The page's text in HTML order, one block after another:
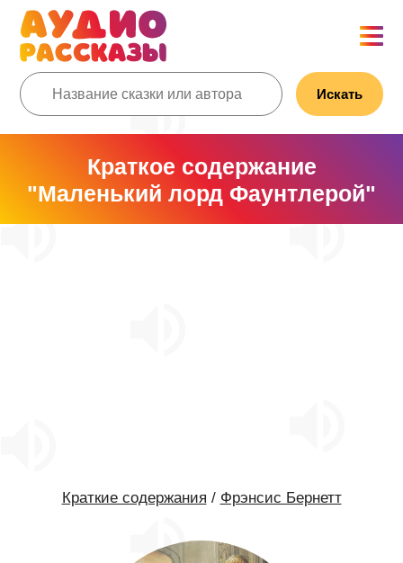
Искать
Краткое содержание
"Маленький лорд Фаунтлерой"
Краткие содержания / Фрэнсис Бернетт